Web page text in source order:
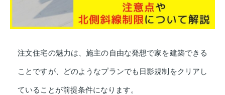
注文住宅の魅力は、施主の自由な発想で家を建築できる
ことですが、どのようなプランでも日影規制をクリアし
ていることが前提条件になります。